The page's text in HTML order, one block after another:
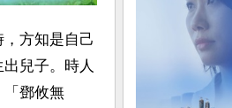
方知是自己
兒子。時人
「鄧攸無